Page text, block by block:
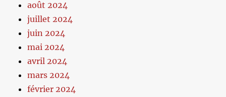
août 2024
juillet 2024
juin 2024
mai 2024
avril 2024
mars 2024
février 2024